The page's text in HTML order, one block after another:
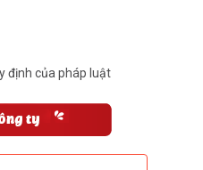
định của pháp luật